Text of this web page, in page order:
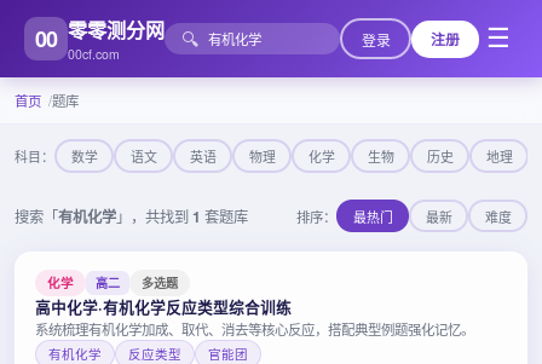
00 零零测分网
00cf.com
🔍 登录 注册 ☰
首页 题库
科目： 数学 语文 英语 物理 化学 生物 历史 地理
搜索「有机化学」，共找到 1 套题库 排序： 最热门 最新 难度
化学 高二 多选题
高中化学·有机化学反应类型综合训练
系统梳理有机化学加成、取代、消去等核心反应，搭配典型例题强化记忆。
有机化学 反应类型 官能团